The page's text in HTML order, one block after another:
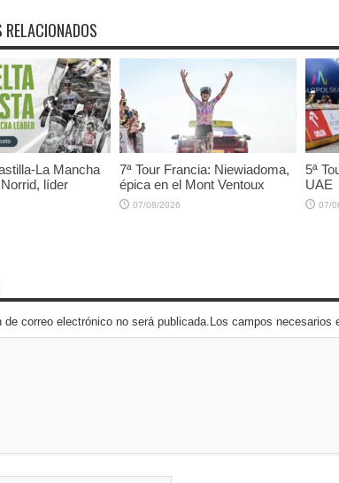
La Mancha
líder
7ª Tour Francia: Niewiadoma,
épica en el Mont Ventoux
07/08/2026
5ª
UAE
07/
de correo electrónico no será publicada.Los campos necesarios